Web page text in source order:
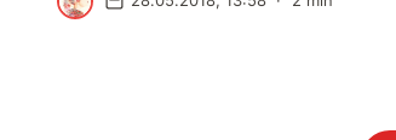
wymagania. Rolnicy mają coraz większy